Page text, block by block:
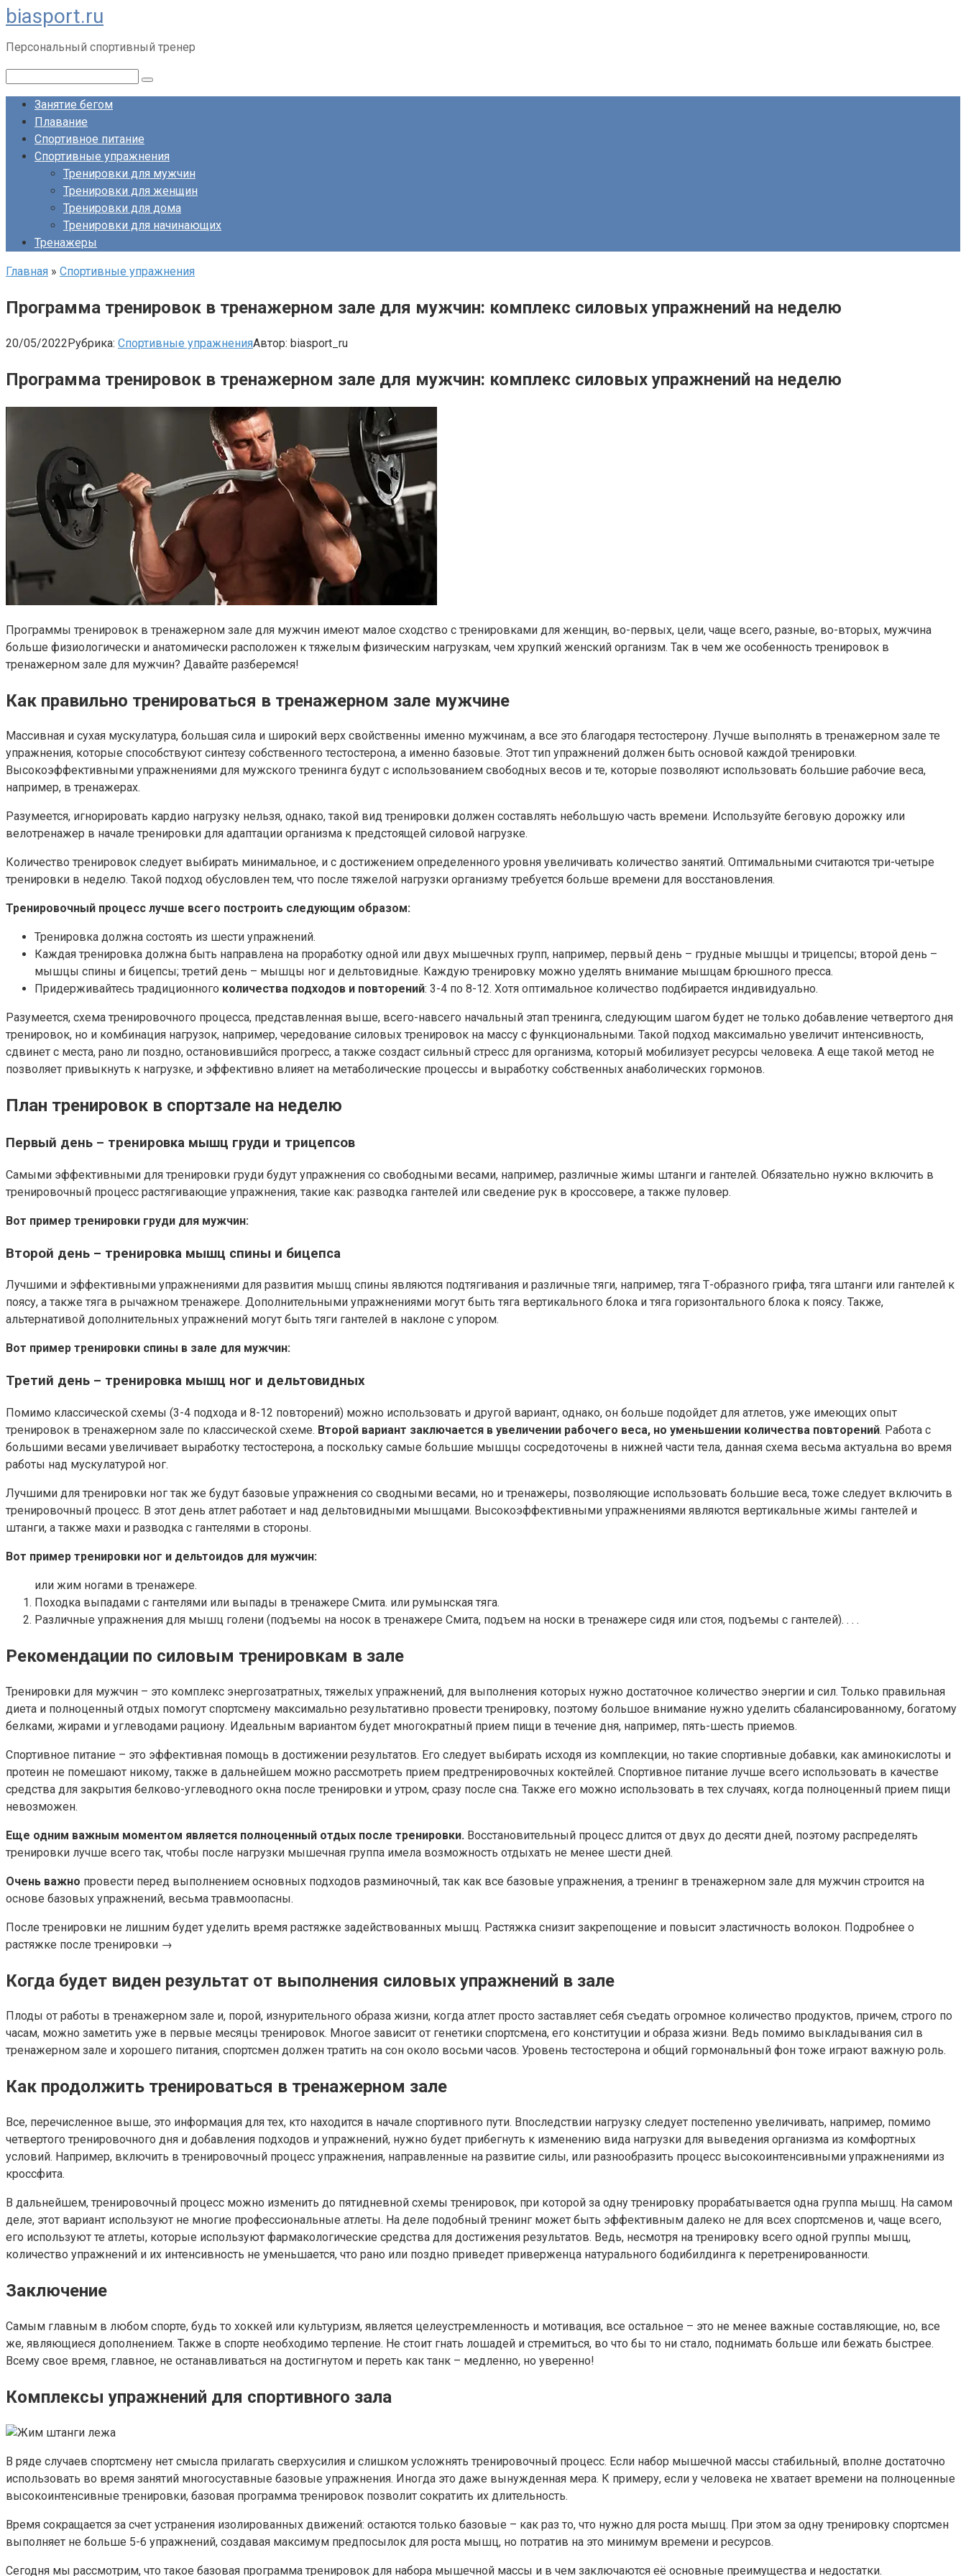
Перейти
к
контенту
biasport.ru
Персональный спортивный тренер
Занятие бегом
Плавание
Спортивное питание
Спортивные упражнения
Тренировки для мужчин
Тренировки для женщин
Тренировки для дома
Тренировки для начинающих
Тренажеры
Главная » Спортивные упражнения
Программа тренировок в тренажерном зале для мужчин: комплекс силовых упражнений на неделю
20/05/2022Рубрика: Спортивные упражненияАвтор: biasport_ru
Программа тренировок в тренажерном зале для мужчин: комплекс силовых упражнений на неделю
Программы тренировок в тренажерном зале для мужчин имеют малое сходство с тренировками для женщин, во-первых, цели, чаще всего, разные, во-вторых, мужчина
больше физиологически и анатомически расположен к тяжелым физическим нагрузкам, чем хрупкий женский организм. Так в чем же особенность тренировок в
тренажерном зале для мужчин? Давайте разберемся!
Как правильно тренироваться в тренажерном зале мужчине
Массивная и сухая мускулатура, большая сила и широкий верх свойственны именно мужчинам, а все это благодаря тестостерону. Лучше выполнять в тренажерном зале те
упражнения, которые способствуют синтезу собственного тестостерона, а именно базовые. Этот тип упражнений должен быть основой каждой тренировки.
Высокоэффективными упражнениями для мужского тренинга будут с использованием свободных весов и те, которые позволяют использовать большие рабочие веса,
например, в тренажерах.
Разумеется, игнорировать кардио нагрузку нельзя, однако, такой вид тренировки должен составлять небольшую часть времени. Используйте беговую дорожку или
велотренажер в начале тренировки для адаптации организма к предстоящей силовой нагрузке.
Количество тренировок следует выбирать минимальное, и с достижением определенного уровня увеличивать количество занятий. Оптимальными считаются три-четыре
тренировки в неделю. Такой подход обусловлен тем, что после тяжелой нагрузки организму требуется больше времени для восстановления.
Тренировочный процесс лучше всего построить следующим образом:
Тренировка должна состоять из шести упражнений.
Каждая тренировка должна быть направлена на проработку одной или двух мышечных групп, например, первый день – грудные мышцы и трицепсы; второй день –
мышцы спины и бицепсы; третий день – мышцы ног и дельтовидные. Каждую тренировку можно уделять внимание мышцам брюшного пресса.
Придерживайтесь традиционного количества подходов и повторений: 3-4 по 8-12. Хотя оптимальное количество подбирается индивидуально.
Разумеется, схема тренировочного процесса, представленная выше, всего-навсего начальный этап тренинга, следующим шагом будет не только добавление четвертого дня
тренировок, но и комбинация нагрузок, например, чередование силовых тренировок на массу с функциональными. Такой подход максимально увеличит интенсивность,
сдвинет с места, рано ли поздно, остановившийся прогресс, а также создаст сильный стресс для организма, который мобилизует ресурсы человека. А еще такой метод не
позволяет привыкнуть к нагрузке, и эффективно влияет на метаболические процессы и выработку собственных анаболических гормонов.
План тренировок в спортзале на неделю
Первый день – тренировка мышц груди и трицепсов
Самыми эффективными для тренировки груди будут упражнения со свободными весами, например, различные жимы штанги и гантелей. Обязательно нужно включить в
тренировочный процесс растягивающие упражнения, такие как: разводка гантелей или сведение рук в кроссовере, а также пуловер.
Вот пример тренировки груди для мужчин:
Второй день – тренировка мышц спины и бицепса
Лучшими и эффективными упражнениями для развития мышц спины являются подтягивания и различные тяги, например, тяга Т-образного грифа, тяга штанги или гантелей к
поясу, а также тяга в рычажном тренажере. Дополнительными упражнениями могут быть тяга вертикального блока и тяга горизонтального блока к поясу. Также,
альтернативой дополнительных упражнений могут быть тяги гантелей в наклоне с упором.
Вот пример тренировки спины в зале для мужчин:
Третий день – тренировка мышц ног и дельтовидных
Помимо классической схемы (3-4 подхода и 8-12 повторений) можно использовать и другой вариант, однако, он больше подойдет для атлетов, уже имеющих опыт
тренировок в тренажерном зале по классической схеме. Второй вариант заключается в увеличении рабочего веса, но уменьшении количества повторений. Работа с
большими весами увеличивает выработку тестостерона, а поскольку самые большие мышцы сосредоточены в нижней части тела, данная схема весьма актуальна во время
работы над мускулатурой ног.
Лучшими для тренировки ног так же будут базовые упражнения со сводными весами, но и тренажеры, позволяющие использовать большие веса, тоже следует включить в
тренировочный процесс. В этот день атлет работает и над дельтовидными мышцами. Высокоэффективными упражнениями являются вертикальные жимы гантелей и
штанги, а также махи и разводка с гантелями в стороны.
Вот пример тренировки ног и дельтоидов для мужчин:
или жим ногами в тренажере.
Походка выпадами с гантелями или выпады в тренажере Смита. или румынская тяга.
Различные упражнения для мышц голени (подъемы на носок в тренажере Смита, подъем на носки в тренажере сидя или стоя, подъемы с гантелей). . . .
Рекомендации по силовым тренировкам в зале
Тренировки для мужчин – это комплекс энергозатратных, тяжелых упражнений, для выполнения которых нужно достаточное количество энергии и сил. Только правильная
диета и полноценный отдых помогут спортсмену максимально результативно провести тренировку, поэтому большое внимание нужно уделить сбалансированному, богатому
белками, жирами и углеводами рациону. Идеальным вариантом будет многократный прием пищи в течение дня, например, пять-шесть приемов.
Спортивное питание – это эффективная помощь в достижении результатов. Его следует выбирать исходя из комплекции, но такие спортивные добавки, как аминокислоты и
протеин не помешают никому, также в дальнейшем можно рассмотреть прием предтренировочных коктейлей. Спортивное питание лучше всего использовать в качестве
средства для закрытия белково-углеводного окна после тренировки и утром, сразу после сна. Также его можно использовать в тех случаях, когда полноценный прием пищи
невозможен.
Еще одним важным моментом является полноценный отдых после тренировки. Восстановительный процесс длится от двух до десяти дней, поэтому распределять
тренировки лучше всего так, чтобы после нагрузки мышечная группа имела возможность отдыхать не менее шести дней.
Очень важно провести перед выполнением основных подходов разминочный, так как все базовые упражнения, а тренинг в тренажерном зале для мужчин строится на
основе базовых упражнений, весьма травмоопасны.
После тренировки не лишним будет уделить время растяжке задействованных мышц. Растяжка снизит закрепощение и повысит эластичность волокон. Подробнее о
растяжке после тренировки →
Когда будет виден результат от выполнения силовых упражнений в зале
Плоды от работы в тренажерном зале и, порой, изнурительного образа жизни, когда атлет просто заставляет себя съедать огромное количество продуктов, причем, строго по
часам, можно заметить уже в первые месяцы тренировок. Многое зависит от генетики спортсмена, его конституции и образа жизни. Ведь помимо выкладывания сил в
тренажерном зале и хорошего питания, спортсмен должен тратить на сон около восьми часов. Уровень тестостерона и общий гормональный фон тоже играют важную роль.
Как продолжить тренироваться в тренажерном зале
Все, перечисленное выше, это информация для тех, кто находится в начале спортивного пути. Впоследствии нагрузку следует постепенно увеличивать, например, помимо
четвертого тренировочного дня и добавления подходов и упражнений, нужно будет прибегнуть к изменению вида нагрузки для выведения организма из комфортных
условий. Например, включить в тренировочный процесс упражнения, направленные на развитие силы, или разнообразить процесс высокоинтенсивными упражнениями из
кроссфита.
В дальнейшем, тренировочный процесс можно изменить до пятидневной схемы тренировок, при которой за одну тренировку прорабатывается одна группа мышц. На самом
деле, этот вариант используют не многие профессиональные атлеты. На деле подобный тренинг может быть эффективным далеко не для всех спортсменов и, чаще всего,
его используют те атлеты, которые используют фармакологические средства для достижения результатов. Ведь, несмотря на тренировку всего одной группы мышц,
количество упражнений и их интенсивность не уменьшается, что рано или поздно приведет приверженца натурального бодибилдинга к перетренированности.
Заключение
Самым главным в любом спорте, будь то хоккей или культуризм, является целеустремленность и мотивация, все остальное – это не менее важные составляющие, но, все
же, являющиеся дополнением. Также в спорте необходимо терпение. Не стоит гнать лошадей и стремиться, во что бы то ни стало, поднимать больше или бежать быстрее.
Всему свое время, главное, не останавливаться на достигнутом и переть как танк – медленно, но уверенно!
Комплексы упражнений для спортивного зала
В ряде случаев спортсмену нет смысла прилагать сверхусилия и слишком усложнять тренировочный процесс. Если набор мышечной массы стабильный, вполне достаточно
использовать во время занятий многосуставные базовые упражнения. Иногда это даже вынужденная мера. К примеру, если у человека не хватает времени на полноценные
высокоинтенсивные тренировки, базовая программа тренировок позволит сократить их длительность.
Время сокращается за счет устранения изолированных движений: остаются только базовые – как раз то, что нужно для роста мышц. При этом за одну тренировку спортсмен
выполняет не больше 5-6 упражнений, создавая максимум предпосылок для роста мышц, но потратив на это минимум времени и ресурсов.
Сегодня мы рассмотрим, что такое базовая программа тренировок для набора мышечной массы и в чем заключаются её основные преимущества и недостатки.